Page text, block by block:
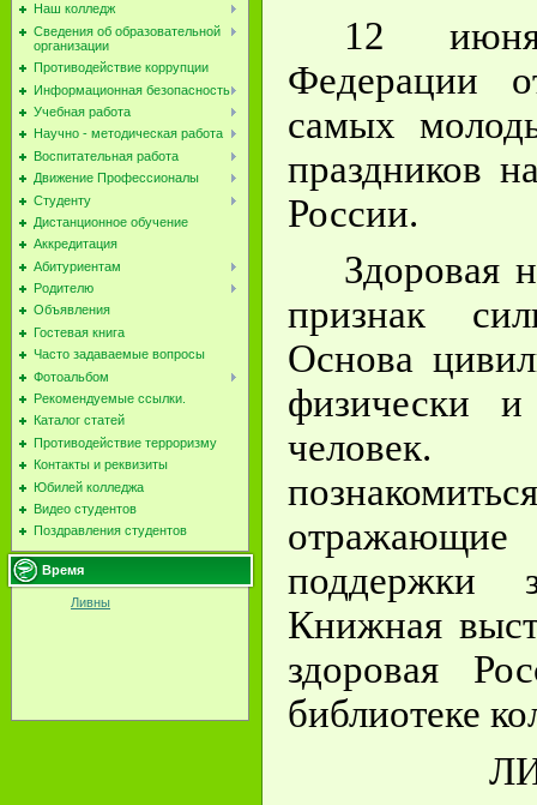
Наш колледж
Сведения об образовательной
организации
Противодействие коррупции
Информационная безопасность
Учебная работа
Научно - методическая работа
Воспитательная работа
Движение Профессионалы
Студенту
Дистанционное обучение
Аккредитация
Абитуриентам
Родителю
Объявления
Гостевая книга
Часто задаваемые вопросы
Фотоальбом
Рекомендуемые ссылки.
Каталог статей
Противодействие терроризму
Контакты и реквизиты
Юбилей колледжа
Видео студентов
Поздравления студентов
Время
Ливны
12
Федерации
самых
праздников
России.
Здоровая
признак
Основа
физически
отражающие
поддержки
Книжная
здоровая
библиотеке